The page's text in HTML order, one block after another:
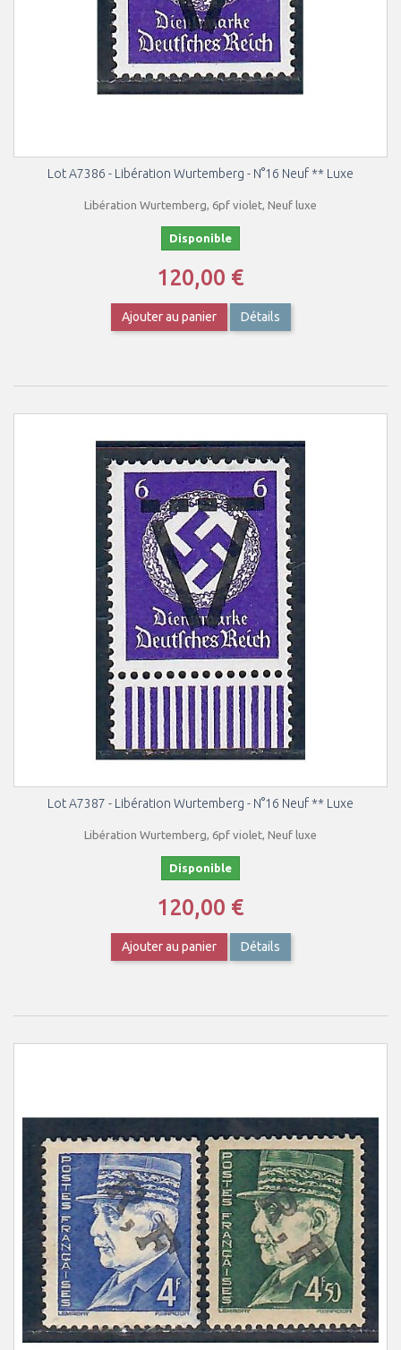
Lot A7386 - Libération Wurtemberg - N°16 Neuf ** Luxe
Libération Wurtemberg, 6pf violet, Neuf luxe
Disponible
120,00 €
Ajouter au panier Détails
Lot A7387 - Libération Wurtemberg - N°16 Neuf ** Luxe
Libération Wurtemberg, 6pf violet, Neuf luxe
Disponible
120,00 €
Ajouter au panier Détails